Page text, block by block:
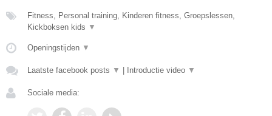
Fitness, Personal training, Kinderen fitness, Groepslessen,
Kickboksen kids ▼
Openingstijden ▼
Laatste facebook posts ▼ Introductie video ▼
Sociale media: